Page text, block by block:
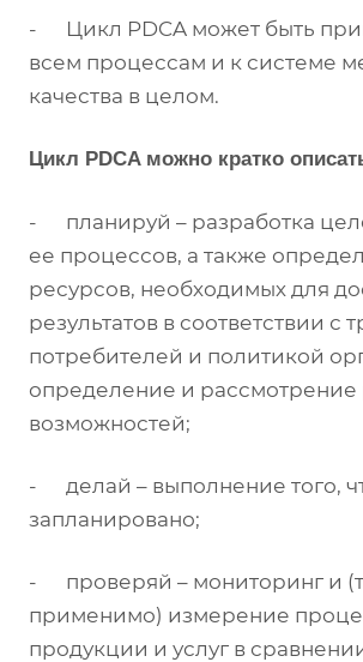
- Цикл PDCA может быть
всем процессам и к системе
качества в целом.
Цикл PDCA можно кратко
- планируй – разработка
ее процессов, а также
ресурсов, необходимых для
результатов в соответствии с
потребителей и политикой
определение и рассмотрение
возможностей;
- делай – выполнение того,
запланировано;
- проверяй – мониторинг и
применимо) измерение
продукции и услуг в